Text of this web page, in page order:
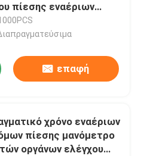
πίεσης εναέριων
PVC
επαφή
χρόνο εναέριων
πίεσης μανόμετρο
οργάνων ελέγχου